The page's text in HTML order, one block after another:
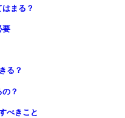
まる？
要
る？
？
べきこと